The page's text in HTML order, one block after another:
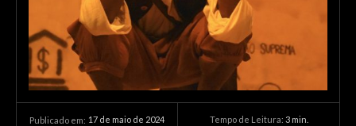
Publicado em: 17 de maio de 2024 Tempo de Leitura: 3min.